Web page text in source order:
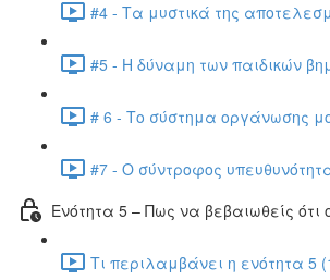
#4 - Τα μυστικά της
#5 - Η δύναμη των παιδικών
# 6 - Το σύστημα οργάνωσης
#7 - Ο σύντροφος
Ενότητα 5 – Πως να βεβαιωθείς
Τι περιλαμβάνει η ενότητα 5